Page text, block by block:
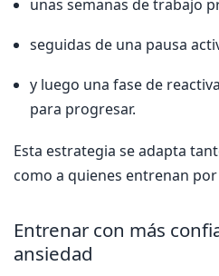
unas semanas de trabajo
seguidas de una pausa
y luego una fase de
para progresar.
Esta estrategia se adapta
como a quienes entrenan
Entrenar con más
ansiedad